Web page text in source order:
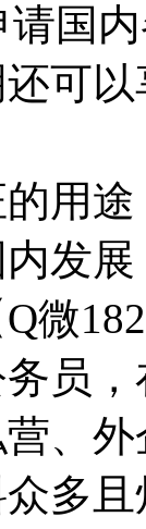
请国
可
用途
发
微
员
、
多